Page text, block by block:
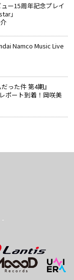
ー15周年記念プレイ
」
Namco Music Live
った件 第4期』
ポート到着！岡咲美